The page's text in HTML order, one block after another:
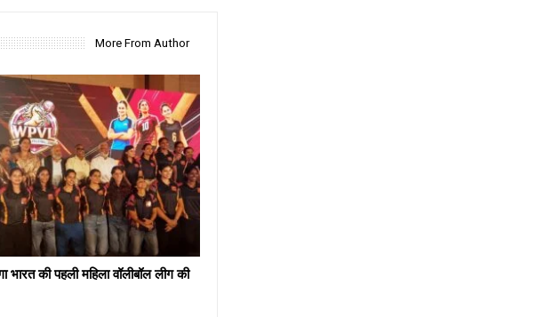
More From Author
की पहली महिला वॉलीबॉल लीग की